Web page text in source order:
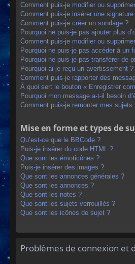
Comment puis-je modifier ou
Comment puis-je insérer une
Comment puis-je créer un sondage ?
Pourquoi ne puis-je pas ajouter plus
Comment puis-je modifier ou
Pourquoi ne puis-je pas accéder à un
Pourquoi ne puis-je pas transférer de
Pourquoi ai-je reçu un avertissement ?
Comment puis-je rapporter des
À quoi sert le bouton « Enregistrer
Pourquoi mon message a-t-il besoin
Comment puis-je remonter mes sujets
Mise en forme et types de
Qu’est-ce que le BBCode ?
Puis-je insérer du code HTML ?
Que sont les émoticônes ?
Puis-je insérer des images ?
Que sont les annonces générales ?
Que sont les annonces ?
Que sont les notes ?
Que sont les sujets verrouillés ?
Que sont les icônes de sujet ?
Problèmes de connexion et